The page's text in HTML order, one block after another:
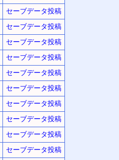
セーブデータ投稿
セーブデータ投稿
セーブデータ投稿
セーブデータ投稿
セーブデータ投稿
セーブデータ投稿
セーブデータ投稿
セーブデータ投稿
セーブデータ投稿
セーブデータ投稿